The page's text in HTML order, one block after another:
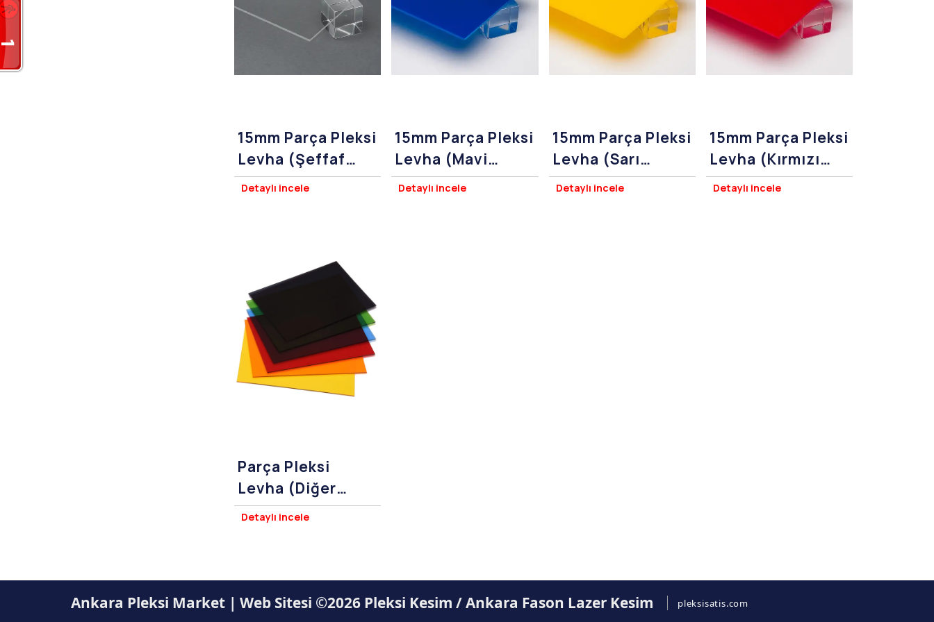
15mm Parça Pleksi
Levha (Şeffaf
Pleksiglass)
Detaylı incele
15mm Parça Pleksi
Levha (Mavi
Pleksiglass)
Detaylı incele
15mm Parça Pleksi
Levha (Sarı
Pleksiglass)
Detaylı incele
15mm Parça Pleksi
Levha (Kırmızı
Pleksiglass)
Detaylı incele
Parça Pleksi
Levha (Diğer
Renkler)
Detaylı incele
Ankara Pleksi Market | Web Sitesi ©2026 Pleksi Kesim / Ankara Fason Lazer Kesim pleksisatis.com